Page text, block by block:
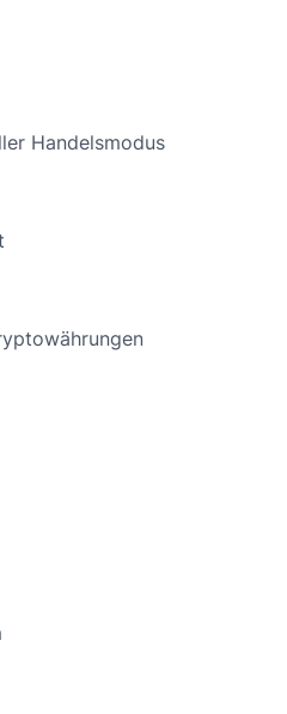
Handelsmodus